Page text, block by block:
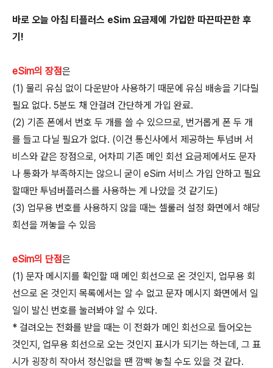
바로 오늘 아침 티플러스 eSim 요금제에 가입한 따끈따끈한 후
기!
eSim의 장점은
(1) 물리 유심 없이 다운받아 사용하기 때문에 유심 배송을 기다릴
필요 없다. 5분도 채 안걸려 간단하게 가입 완료.
(2) 기존 폰에서 번호 두 개를 쓸 수 있으므로, 번거롭게 폰 두 개
를 들고 다닐 필요가 없다. (이건 통신사에서 제공하는 투넘버 서
비스와 같은 장점으로, 어차피 기존 메인 회선 요금제에서도 문자
나 통화가 부족하지는 않으니 굳이 eSim 서비스 가입 안하고 필요
할때만 투넘버플러스를 사용하는 게 나았을 것 같기도)
(3) 업무용 번호를 사용하지 않을 때는 셀룰러 설정 화면에서 해당
회선을 꺼놓을 수 있음
eSim의 단점은
(1) 문자 메시지를 확인할 때 메인 회선으로 온 것인지, 업무용 회
선으로 온 것인지 목록에서는 알 수 없고 문자 메시지 화면에서 일
일이 발신 번호를 눌러봐야 알 수 있다.
* 걸려오는 전화를 받을 때는 이 전화가 메인 회선으로 들어오는
것인지, 업무용 회선으로 오는 것인지 표시가 되기는 하는데, 그 표
시가 굉장히 작아서 정신없을 땐 깜빡 놓칠 수도 있을 것 같다.